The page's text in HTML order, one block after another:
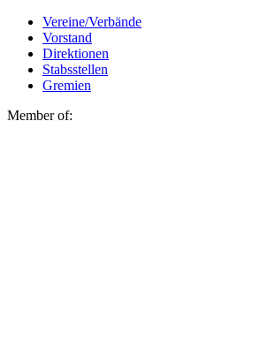
Vereine/Verbände
Vorstand
Direktionen
Stabsstellen
Gremien
Member of: